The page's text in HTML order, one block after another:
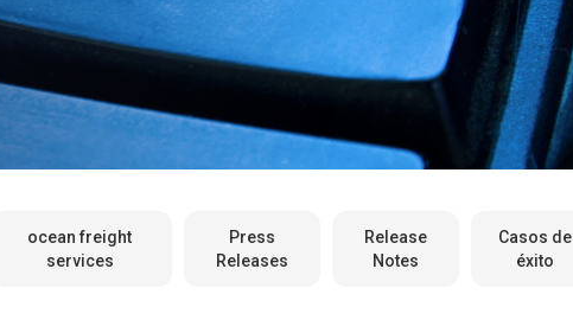
ocean freight
services
Press
Releases
Release
Notes
Casos de
éxito